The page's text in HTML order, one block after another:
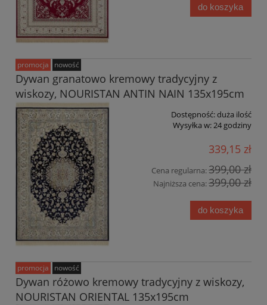
do koszyka
Dywan granatowo kremowy tradycyjny z
wiskozy, NOURISTAN ANTIN NAIN 135x195cm
Dostępność:duża ilość
Wysyłka w:24 godziny
339,15 zł
Cena regularna:399,00 zł
Najniższa cena:399,00 zł
do koszyka
promocja nowość
Dywan różowo kremowy tradycyjny z wiskozy,
NOURISTAN ORIENTAL 135x195cm
promocja nowość